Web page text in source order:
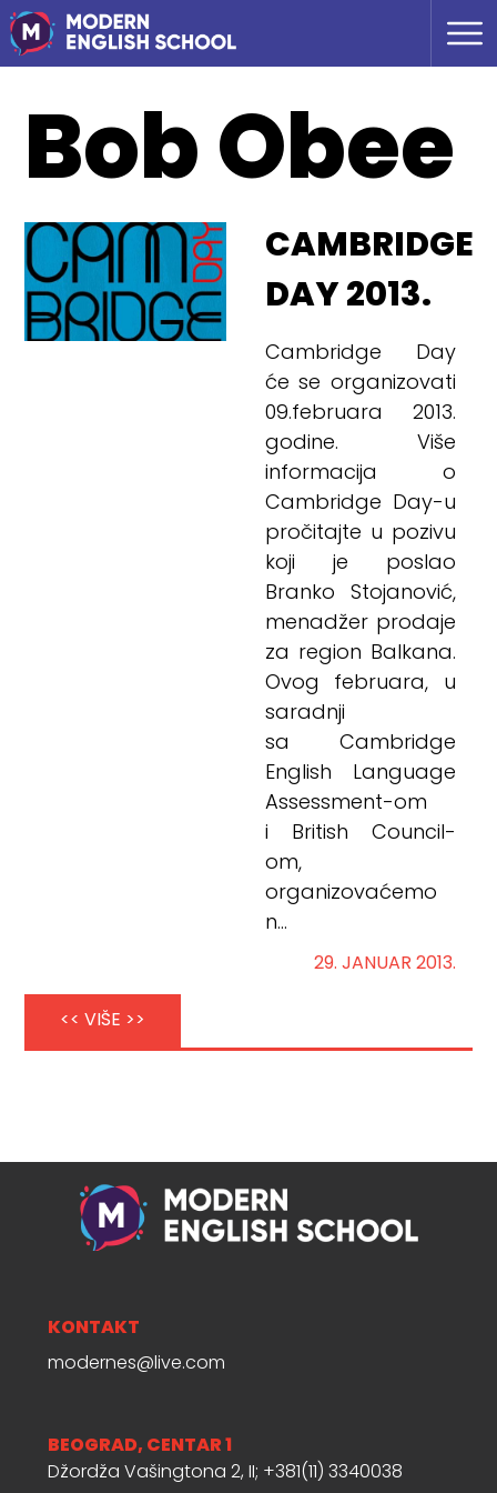
Bob Obee
CAMBRIDGE
DAY 2013.
Cambridge Day
će se organizovati
09.februara 2013.
godine. Više
informacija o
Cambridge Day-u
pročitajte u pozivu
koji je poslao
Branko Stojanović,
menadžer prodaje
za region Balkana.
Ovog februara, u
saradnji
sa Cambridge
English Language
Assessment-om
i British Council-
om,
organizovaćemo
n...
29. JANUAR 2013.
<< VIŠE >>
KONTAKT
modernes@live.com
BEOGRAD, CENTAR 1
Džordža Vašingtona 2, II; +381(11) 3340038